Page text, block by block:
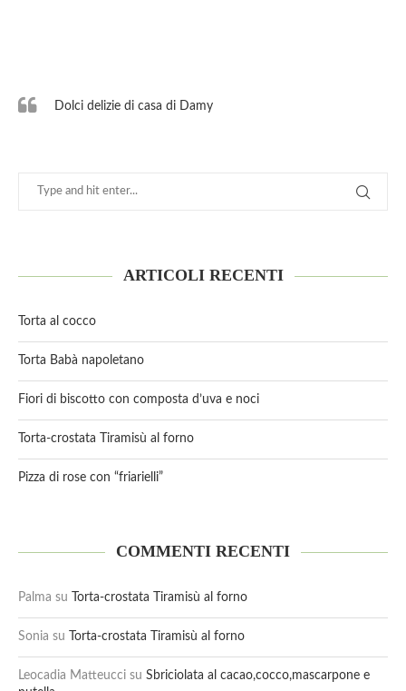
Dolci delizie di casa di Damy
ARTICOLI RECENTI
Torta al cocco
Torta Babà napoletano
Fiori di biscotto con composta d’uva e noci
Torta-crostata Tiramisù al forno
Pizza di rose con “friarielli”
COMMENTI RECENTI
Palma su Torta-crostata Tiramisù al forno
Sonia su Torta-crostata Tiramisù al forno
Leocadia Matteucci su Sbriciolata al cacao,cocco,mascarpone e